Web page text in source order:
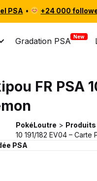
PSA • +24 000
Gradation PSA
FR PSA
PokéLoutre > Produits
10 191/182 EV04 – Carte
PSA